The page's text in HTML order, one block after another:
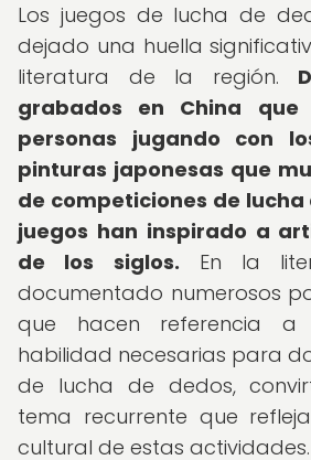
Los juegos de lucha de
dejado una huella
literatura de la región.
grabados en China que
personas jugando con
pinturas japonesas que
de competiciones de lucha
juegos han inspirado a
de los siglos. En la
documentado numerosos
que hacen referencia
habilidad necesarias para
de lucha de dedos,
tema recurrente que
cultural de estas actividades.